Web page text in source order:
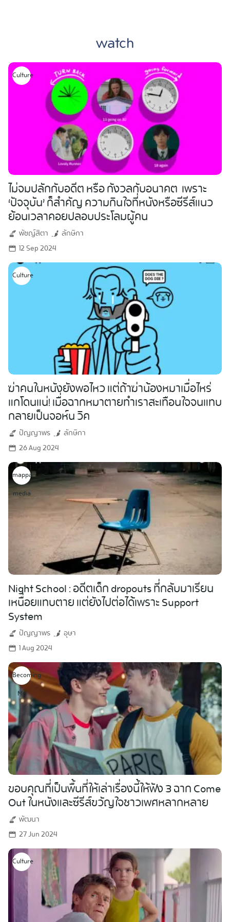
watch
Culture
ไม่จมปลักกับอดีต หรือ กังวลกับอนาคต เพราะ
‘ปัจจุบัน’ ก็สำคัญ ความกินใจที่หนังหรือซีรีส์แนว
ย้อนเวลาคอยปลอบประโลมผู้คน
พัชญ์สิตา
ลักษิกา
12 Sep 2024
Culture
ฆ่าคนในหนังยังพอไหว แต่ถ้าฆ่าน้องหมาเมื่อไหร่
แกโดนแน่! เมื่อฉากหมาตายทำเราสะเทือนใจจนแทบ
กลายเป็นจอห์น วิค
ปัญญาพร
ลักษิกา
26 Aug 2024
mappa
media
Night School : อดีตเด็ก dropouts ที่กลับมาเรียน
เหนื่อยแทบตาย แต่ยังไปต่อได้เพราะ Support
System
ปัญญาพร
อุษา
1 Aug 2024
Becoming
Me
ขอบคุณที่เป็นพื้นที่ให้เล่าเรื่องนี้ให้ฟัง 3 ฉาก Come
Out ในหนังและซีรีส์ขวัญใจชาวเพศหลากหลาย
พัฒนา
27 Jun 2024
Culture